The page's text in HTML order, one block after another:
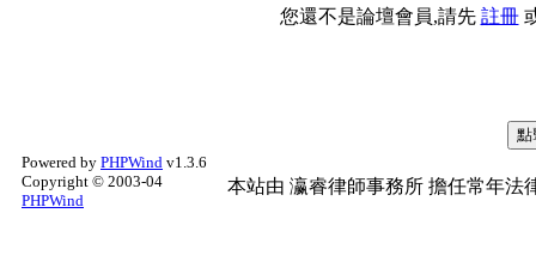
您還不是論壇會員,請先 註冊
Powered by PHPWind v1.3.6
Copyright © 2003-04
PHPWind
本站由 瀛睿律師事務所 擔任常年法